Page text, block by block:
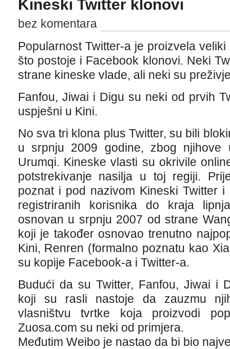
Kineski Twitter klonovi
bez komentara
Popularnost Twitter-a je proizvela
što postoje i Facebook klonovi. Neki
strane kineske vlade, ali neki su
Fanfou, Jiwai i Digu su neki od prvih
uspješni u Kini.
No sva tri klona plus Twitter, su bili
u srpnju 2009 godine, zbog njihove
Urumqi. Kineske vlasti su okrivile
potstrekivanje nasilja u toj regiji.
poznat i pod nazivom Kineski Twitter
registriranih korisnika do kraja
osnovan u srpnju 2007 od strane
koji je također osnovao trenutno
Kini, Renren (formalno poznatu kao
su kopije Facebook-a i Twitter-a.
Budući da su Twitter, Fanfou, Jiwai i
koji su rasli nastoje da zauzmu
vlasništvu tvrtke koja proizvodi
Zuosa.com su neki od primjera.
Međutim Weibo je nastao da bi bio